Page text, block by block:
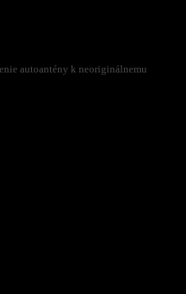
autoantény k neoriginálnemu